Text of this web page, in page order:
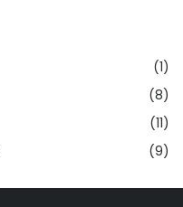
(1)
(8)
(11)
(9)